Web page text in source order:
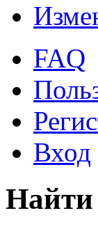
FAQ
Вход
Найти